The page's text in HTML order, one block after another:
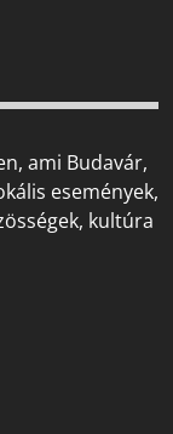
ami Budavár,
események,
kultúra